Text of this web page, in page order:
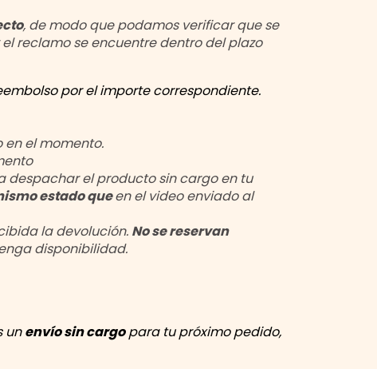
, de modo que podamos verificar que se
reclamo se encuentre dentro del plazo
por el importe correspondiente.
el momento.
despachar el producto sin cargo en tu
estado queen el video enviado al
la devolución. No se reservan
disponibilidad.
unenvío sin cargopara tu próximo pedido,